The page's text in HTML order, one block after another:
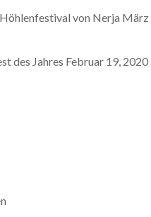
von Nerja März
des Jahres Februar 19, 2020